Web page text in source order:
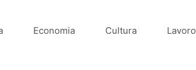
Economia Cultura Lavoro